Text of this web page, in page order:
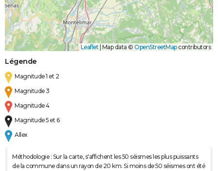
Leaflet Map data © OpenStreetMapcontributors
Légende
Magnitude 1 et 2
Magnitude 3
Magnitude 4
Magnitude 5 et 6
Allex
Méthodologie : Sur la carte, s'affichent les 50 séismes les plus puissants
de la commune dans un rayon de 20 km. Si moins de 50 séismes ont été